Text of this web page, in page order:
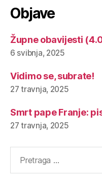
Objave
Župne obavijesti
6 svibnja, 2025
Vidimo se, subrate!
27 travnja, 2025
Smrt pape Franje:
27 travnja, 2025